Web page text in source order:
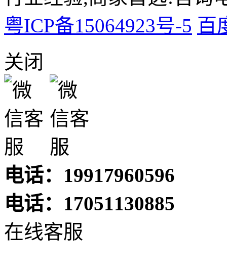
粤ICP备15064923号-5 百
关闭
电话：19917960596
电话：17051130885
在线客服